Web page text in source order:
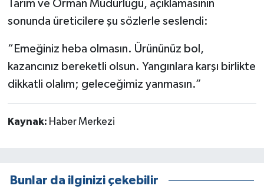
Tarım ve Orman Müdürlüğü, açıklamasının
sonunda üreticilere şu sözlerle seslendi:
“Emeğiniz heba olmasın. Ürününüz bol,
kazancınız bereketli olsun. Yangınlara karşı birlikte
dikkatli olalım; geleceğimiz yanmasın.”
Kaynak: Haber Merkezi
Bunlar da ilginizi çekebilir